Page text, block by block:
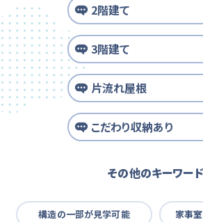
2階建て
3階建て
片流れ屋根
こだわり収納あり
その他のキーワード
構造の一部が見学可能 家事室